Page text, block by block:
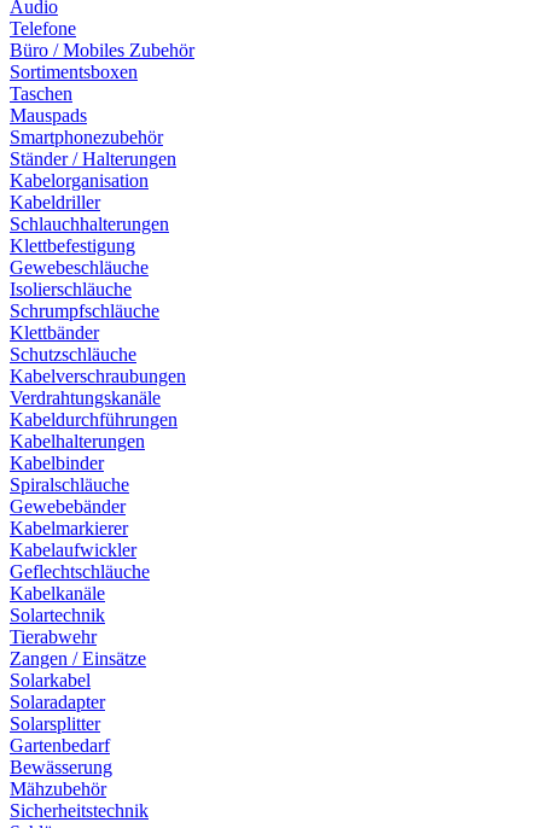
Audio
Telefone
Büro / Mobiles Zubehör
Sortimentsboxen
Taschen
Mauspads
Smartphonezubehör
Ständer / Halterungen
Kabelorganisation
Kabeldriller
Schlauchhalterungen
Klettbefestigung
Gewebeschläuche
Isolierschläuche
Schrumpfschläuche
Klettbänder
Schutzschläuche
Kabelverschraubungen
Verdrahtungskanäle
Kabeldurchführungen
Kabelhalterungen
Kabelbinder
Spiralschläuche
Gewebebänder
Kabelmarkierer
Kabelaufwickler
Geflechtschläuche
Kabelkanäle
Solartechnik
Tierabwehr
Zangen / Einsätze
Solarkabel
Solaradapter
Solarsplitter
Gartenbedarf
Bewässerung
Mähzubehör
Sicherheitstechnik